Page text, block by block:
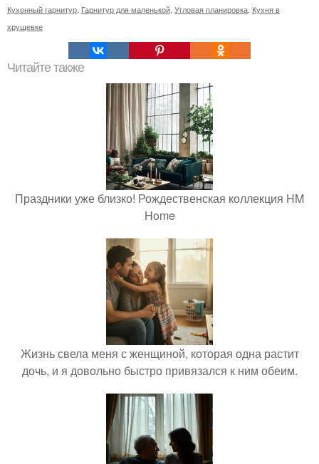
Кухонный гарнитур Гарнитур для маленькой Угловая планировка Кухня в
хрущевке
Читайте также
Праздники уже близко! Рождественская коллекция HM
Home
Жизнь свела меня с женщиной, которая одна растит
дочь, и я довольно быстро привязался к ним обеим.